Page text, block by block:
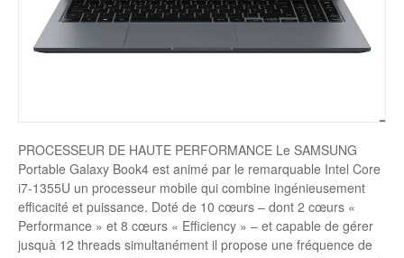
Disque SSD
PROCESSEUR DE HAUTE PERFORMANCE Le SAMSUNG
Portable Galaxy Book4 est animé par le remarquable Intel Core
i7-1355U un processeur mobile qui combine ingénieusement
efficacité et puissance. Doté de 10 cœurs – dont 2 cœurs «
Performance » et 8 cœurs « Efficiency » – et capable de gérer
jusquà 12 threads simultanément il propose une fréquence de